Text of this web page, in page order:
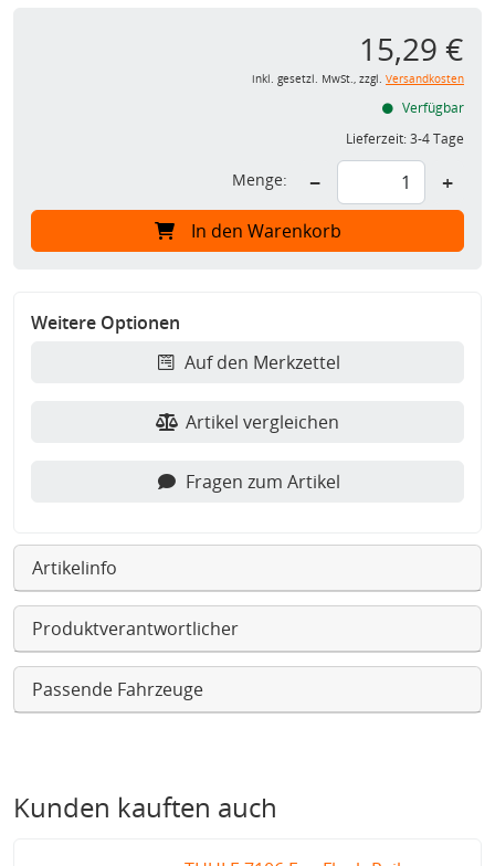
15,29 €
inkl. gesetzl. MwSt., zzgl. Versandkosten
Verfügbar
Lieferzeit:3-4 Tage
Menge: − +
In den Warenkorb
Weitere Optionen
Auf den Merkzettel
Artikel vergleichen
Fragen zum Artikel
Artikelinfo
Produktverantwortlicher
Passende Fahrzeuge
Kunden kauften auch